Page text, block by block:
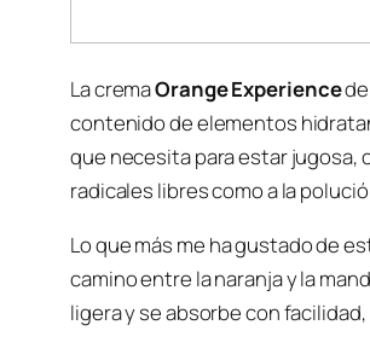
La cremaOrange Experiencede
contenido de elementos
que necesita para estar jugosa,
radicales libres como a la
Lo que más me ha gustado de
camino entre la naranja y la
ligera y se absorbe con